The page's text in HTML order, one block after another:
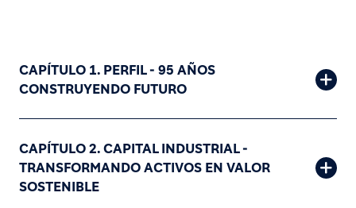
CAPÍTULO 1. PERFIL - 95 AÑOS
CONSTRUYENDO FUTURO
CAPÍTULO 2. CAPITAL INDUSTRIAL -
TRANSFORMANDO ACTIVOS EN VALOR
SOSTENIBLE